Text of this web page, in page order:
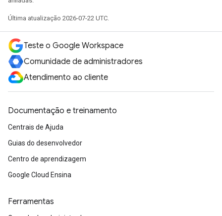
Última atualização 2026-07-22 UTC.
Teste o Google Workspace
Comunidade de administradores
Atendimento ao cliente
Documentação e treinamento
Centrais de Ajuda
Guias do desenvolvedor
Centro de aprendizagem
Google Cloud Ensina
Ferramentas